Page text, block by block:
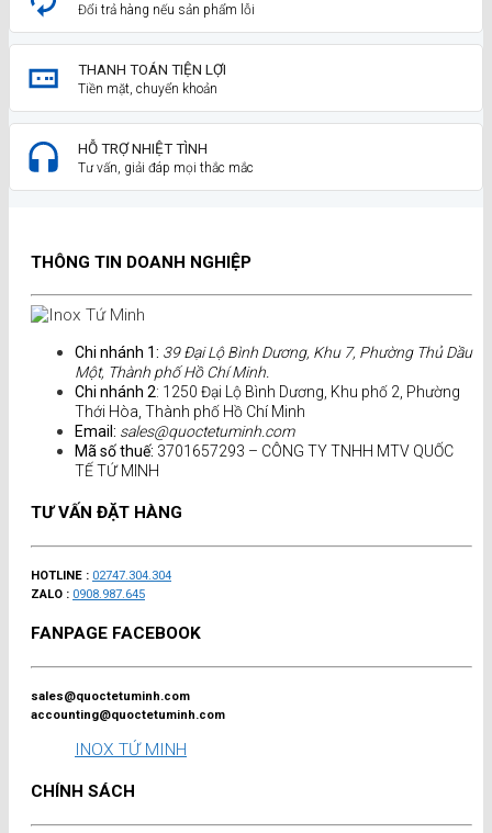
Đổi trả hàng nếu sản phẩm lỗi
THANH TOÁN TIỆN LỢI
Tiền mặt, chuyển khoản
HỖ TRỢ NHIỆT TÌNH
Tư vấn, giải đáp mọi thắc mắc
THÔNG TIN DOANH NGHIỆP
Chi nhánh 1: 39 Đại Lộ Bình Dương, Khu 7, Phường Thủ Dầu
Một, Thành phố Hồ Chí Minh.
Chi nhánh 2: 1250 Đại Lộ Bình Dương, Khu phố 2, Phường
Thới Hòa, Thành phố Hồ Chí Minh
Email: sales@quoctetuminh.com
Mã số thuế: 3701657293 – CÔNG TY TNHH MTV QUỐC
TẾ TỨ MINH
TƯ VẤN ĐẶT HÀNG
HOTLINE : 02747.304.304
ZALO : 0908.987.645
FANPAGE FACEBOOK
sales@quoctetuminh.com
accounting@quoctetuminh.com
INOX TỨ MINH
CHÍNH SÁCH